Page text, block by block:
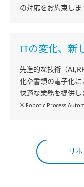
の対応をお約束しま
ITの変化、新
先進的な技術（
化や書類の電子化に
快適な業務を提供し
※ Robotic Process
サポ